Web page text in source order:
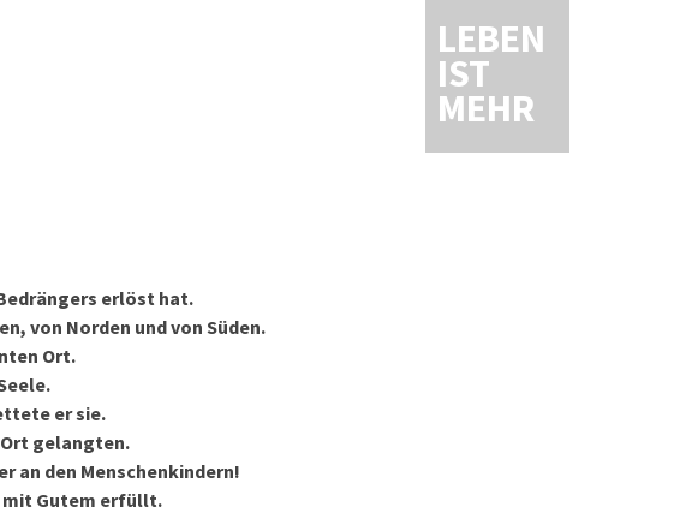
LEBEN
IST
MEHR
erlöst hat.
von Norden und von Süden.
Ort.
er sie.
gelangten.
an den Menschenkindern!
mit Gutem erfüllt.